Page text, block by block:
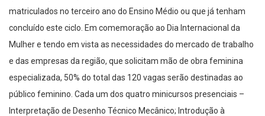
matriculados no terceiro ano do Ensino Médio ou que já tenham
concluído este ciclo. Em comemoração ao Dia Internacional da
Mulher e tendo em vista as necessidades do mercado de trabalho
e das empresas da região, que solicitam mão de obra feminina
especializada, 50% do total das 120 vagas serão destinadas ao
público feminino. Cada um dos quatro minicursos presenciais –
Interpretação de Desenho Técnico Mecânico; Introdução à